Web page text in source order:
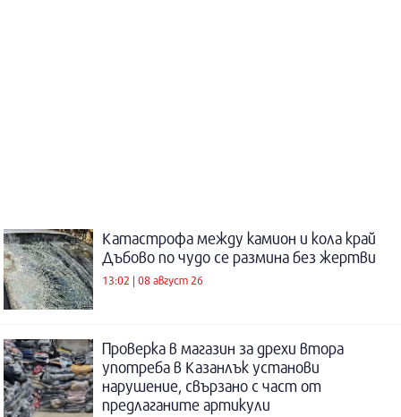
Катастрофа между камион и кола край
Дъбово по чудо се размина без жертви
13:02 | 08 август 26
Проверка в магазин за дрехи втора
употреба в Казанлък установи
нарушение, свързано с част от
предлаганите артикули